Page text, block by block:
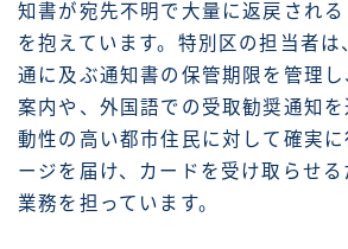
知書が宛先不明で大量に返戻され
を抱えています。特別区の担当者
通に及ぶ通知書の保管期限を管理
案内や、外国語での受取勧奨通知
動性の高い都市住民に対して確実
ージを届け、カードを受け取らせ
業務を担っています。